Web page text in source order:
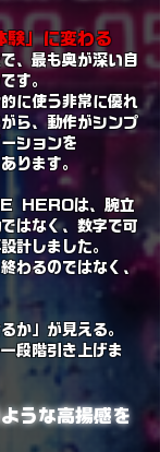
験」に変わる
、最も奥が深い自
す。
に使う非常に優れ
ら、動作がシンプ
ションを
ります。
HEROは、腕立
はなく、数字で可
計しました。
わるのではなく、
か」が見える。
段階引き上げま
うな高揚感を